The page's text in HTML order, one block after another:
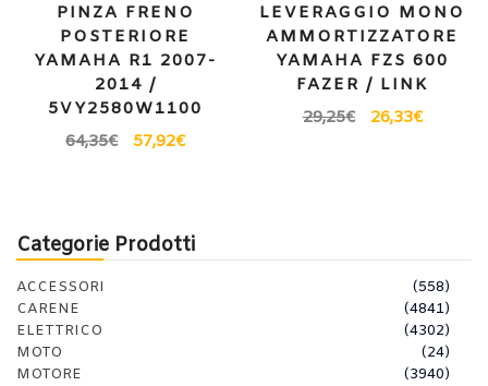
PINZA FRENO
POSTERIORE
YAMAHA R1 2007-
2014 /
5VY2580W1100
64,35€ 57,92€
LEVERAGGIO MONO
AMMORTIZZATORE
YAMAHA FZS 600
FAZER / LINK
29,25€ 26,33€
Categorie Prodotti
ACCESSORI
(558)
CARENE
(4841)
ELETTRICO
(4302)
MOTO
(24)
MOTORE
(3940)